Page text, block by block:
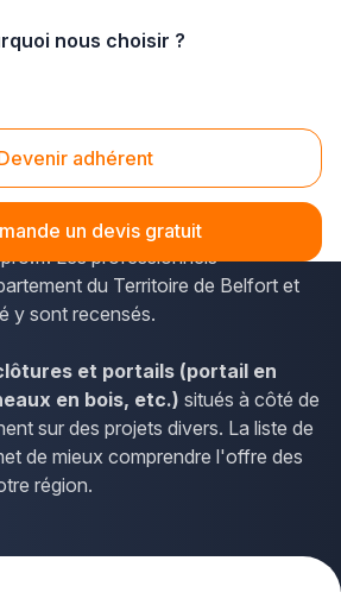
nous choisir ?
adhérent
un devis gratuit
des poseurs de clôtures
à Belfort, vous pouvez vous
Les professionnels
du Territoire de Belfort et
y sont recensés.
et portails (portail en
en bois, etc.) situés à côté de
sur des projets divers. La liste de
de mieux comprendre l'offre des
région.